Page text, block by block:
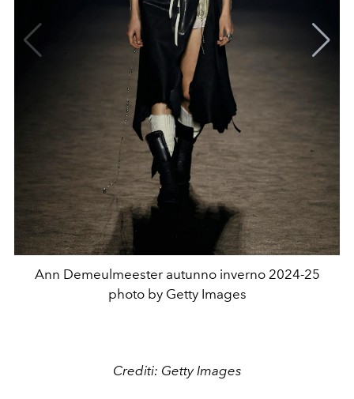
Ann Demeulmeester autunno inverno 2024-25
photo by Getty Images
Crediti: Getty Images